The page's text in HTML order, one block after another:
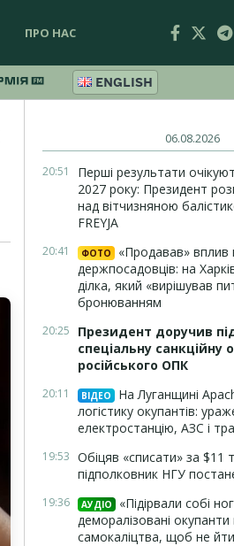
ПРО НАС
ENGLISH
06.08.2026
20:51
Перші результати
2027 року: Президент
над вітчизняною
FREYJA
20:41 ФОТО
«Продавав» вплив
держпосадовців: на
ділка, який «вирішував
бронюванням
20:25
Президент доручив
спеціальну санкційну
російського ОПК
20:11 ВІДЕО
На Луганщині
логістику окупантів:
електростанцію, АЗС і
19:53 Обіцяв «списати» за $11
підполковник НГУ
19:36 АУДІО
«Підірвали собі
деморалізовані
самокаліцтва, щоб не